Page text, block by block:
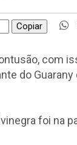
Copiar
com
do Guarany
foi na